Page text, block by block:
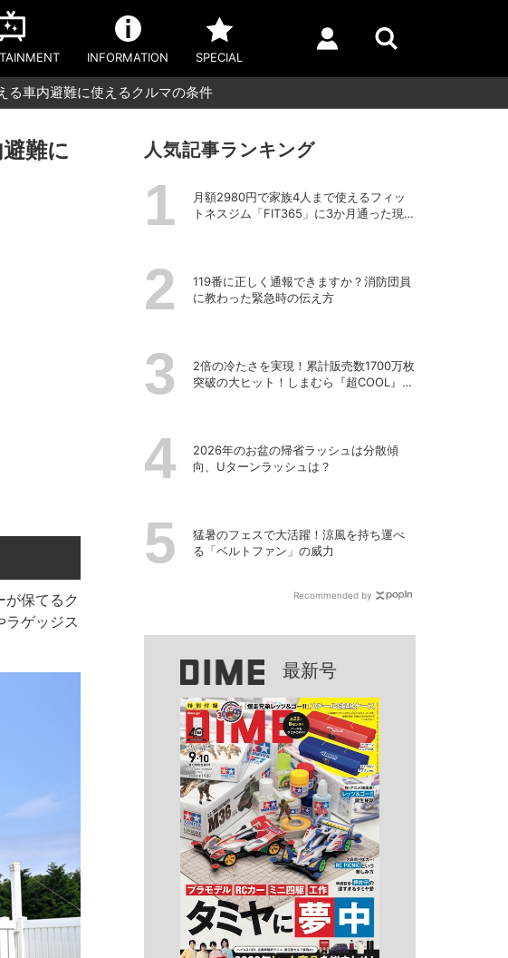
INFORMATION SPECIAL
る車内避難に使えるクルマの条件
難に
保てるク
ラゲッジス
人気記事ランキング
月額2980円で家族4人まで使えるフィッ
トネスジム「FIT365」に3か月通った現在
119番に正しく通報できますか？消防団員
に教わった緊急時の伝え方
2倍の冷たさを実現！累計販売数1700万枚
突破の大ヒット！しまむら『超COOL』シ
2026年のお盆の帰省ラッシュは分散傾
向、Uターンラッシュは？
猛暑のフェスで大活躍！涼風を持ち運べ
る「ベルトファン」の威力
Recommended by
最新号